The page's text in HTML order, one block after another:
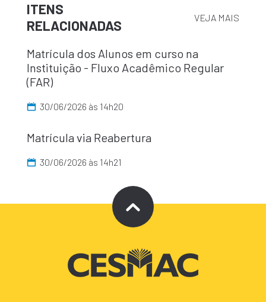
ITENS
RELACIONADAS
VEJA MAIS
Matrícula dos Alunos em curso na
Instituição - Fluxo Acadêmico Regular
(FAR)
30/06/2026 às 14h20
Matrícula via Reabertura
30/06/2026 às 14h21